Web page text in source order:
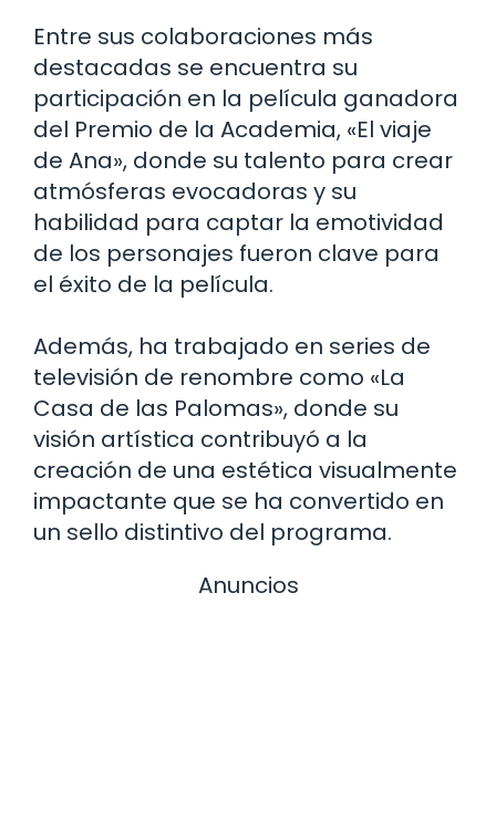
Entre sus colaboraciones más
destacadas se encuentra su
participación en la película ganadora
del Premio de la Academia, «El viaje
de Ana», donde su talento para crear
atmósferas evocadoras y su
habilidad para captar la emotividad
de los personajes fueron clave para
el éxito de la película.
Además, ha trabajado en series de
televisión de renombre como «La
Casa de las Palomas», donde su
visión artística contribuyó a la
creación de una estética visualmente
impactante que se ha convertido en
un sello distintivo del programa.
Anuncios